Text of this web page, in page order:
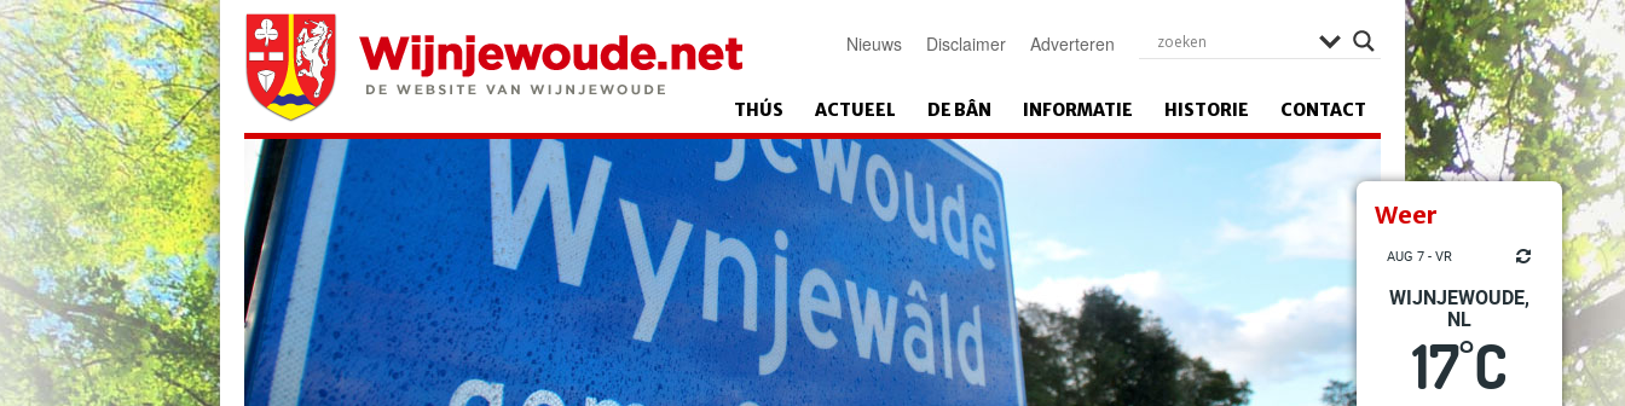
Weer
AUG 7 - VR
WIJNJEWOUDE,
NL
17°C
Nieuws Disclaimer Adverteren
THÚS ACTUEEL DE BÂN INFORMATIE HISTORIE CONTACT